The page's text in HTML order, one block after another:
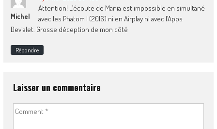
Michel
Attention! L’écoute de Mania est impossible en simultané
avec les Phatom I (2016) ni en Airplay ni avec l’Apps
Devialet. Grosse déception de mon côté
Répondre
Laisser un commentaire